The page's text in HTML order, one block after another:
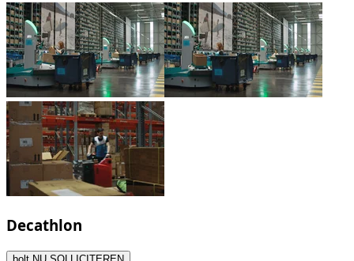
Decathlon